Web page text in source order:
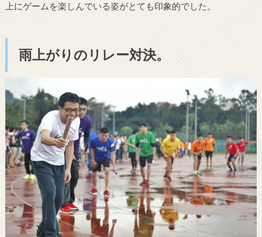
上にゲームを楽しんでいる姿がとても印象的でした。
雨上がりのリレー対決。